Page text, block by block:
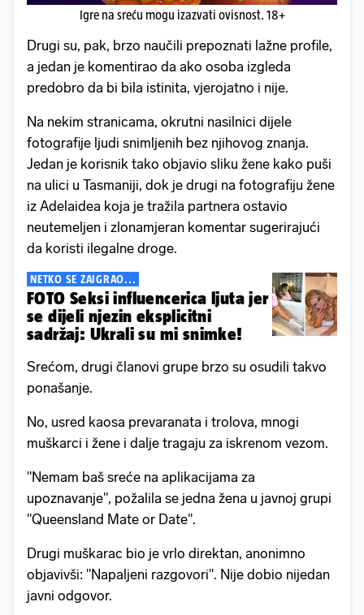
Igre na sreću mogu izazvati ovisnost. 18+
Drugi su, pak, brzo naučili prepoznati lažne profile,
a jedan je komentirao da ako osoba izgleda
predobro da bi bila istinita, vjerojatno i nije.
Na nekim stranicama, okrutni nasilnici dijele
fotografije ljudi snimljenih bez njihovog znanja.
Jedan je korisnik tako objavio sliku žene kako puši
na ulici u Tasmaniji, dok je drugi na fotografiju žene
iz Adelaidea koja je tražila partnera ostavio
neutemeljen i zlonamjeran komentar sugerirajući
da koristi ilegalne droge.
NETKO SE ZAIGRAO...
FOTO Seksi influencerica ljuta jer
se dijeli njezin eksplicitni
sadržaj: Ukrali su mi snimke!
Srećom, drugi članovi grupe brzo su osudili takvo
ponašanje.
No, usred kaosa prevaranata i trolova, mnogi
muškarci i žene i dalje tragaju za iskrenom vezom.
"Nemam baš sreće na aplikacijama za
upoznavanje", požalila se jedna žena u javnoj grupi
"Queensland Mate or Date".
Drugi muškarac bio je vrlo direktan, anonimno
objavivši: "Napaljeni razgovori". Nije dobio nijedan
javni odgovor.